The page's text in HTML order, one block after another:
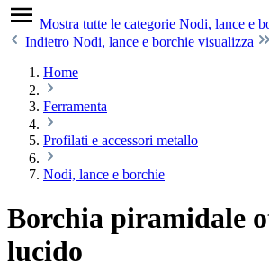
Mostra tutte le categorie Nodi, lance e
Indietro Nodi, lance e borchie visualizza
Home
Ferramenta
Profilati e accessori metallo
Nodi, lance e borchie
Borchia piramidale
lucido